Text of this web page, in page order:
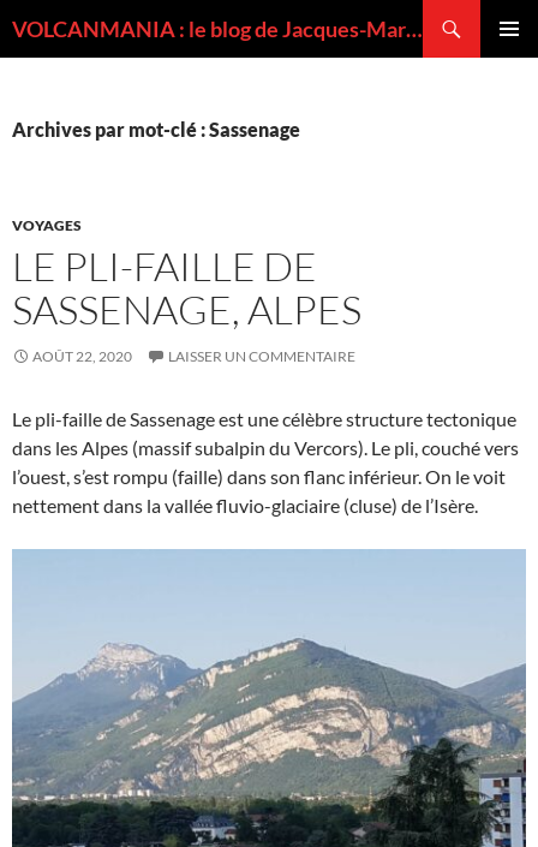
VOLCANMANIA : le blog de Jacques-Marie BARDINTZEFF, volcanologue
Archives par mot-clé : Sassenage
VOYAGES
LE PLI-FAILLE DE
SASSENAGE, ALPES
AOÛT 22, 2020 LAISSER UN COMMENTAIRE
Le pli-faille de Sassenage est une célèbre structure tectonique
dans les Alpes (massif subalpin du Vercors). Le pli, couché vers
l’ouest, s’est rompu (faille) dans son flanc inférieur. On le voit
nettement dans la vallée fluvio-glaciaire (cluse) de l’Isère.